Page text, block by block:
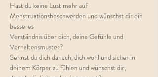
Hast du keine Lust mehr auf
Menstruationsbeschwerden und wünschst dir ein
besseres
Verständnis über dich, deine Gefühle und
Verhaltensmuster?
Sehnst du dich danach, dich wohl und sicher in
deinem Körper zu fühlen und wünschst dir,